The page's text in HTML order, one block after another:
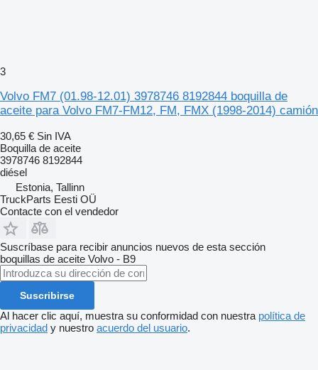
3
Volvo FM7 (01.98-12.01) 3978746 8192844 boquilla de
aceite para Volvo FM7-FM12, FM, FMX (1998-2014) camión
30,65 € Sin IVA
Boquilla de aceite
3978746 8192844
diésel
Estonia, Tallinn
TruckParts Eesti OÜ
Contacte con el vendedor
Suscríbase para recibir anuncios nuevos de esta sección
boquillas de aceite Volvo - B9
Suscribirse
Al hacer clic aquí, muestra su conformidad con nuestra política de
privacidad y nuestro acuerdo del usuario.